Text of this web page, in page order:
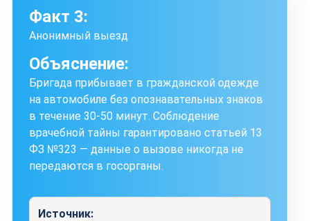
Факт 3:
Анонимный выезд
Объяснение:
Бригада прибывает в гражданской одежде
на автомобиле без опознавательных знаков
в течение 30-50 минут. Соблюдение
врачебной тайны гарантировано статьей 13
ФЗ №323 — данные о вызове никогда не
передаются в госорганы.
Источник: